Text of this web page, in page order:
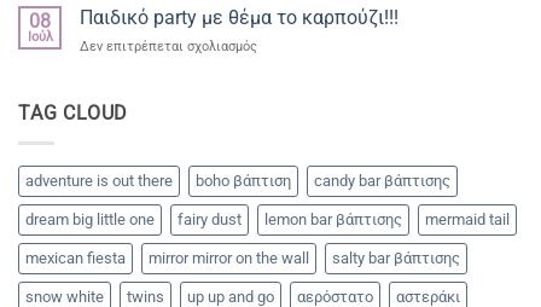
βάπτιση
Μάνου!!!
08
Ιούλ
Παιδικό party με θέμα το καρπούζι!!!
Δεν επιτρέπεται σχολιασμόςστο
καρπούζι!!!
TAG CLOUD
adventure is out there boho βάπτιση candy bar βάπτισης
dream big little one fairy dust lemon bar βάπτισης mermaid tail
mexican fiesta mirror mirror on the wall salty bar βάπτισης
snow white twins up up and go αερόστατο αστεράκι